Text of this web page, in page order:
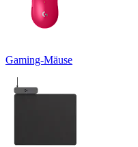
Gaming-Mäuse